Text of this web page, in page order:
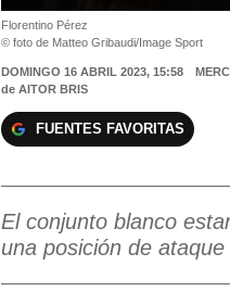
Florentino Pérez
© foto de Matteo Gribaudi/Image Sport
DOMINGO 16 ABRIL 2023, 15:58
de AITOR BRIS
FUENTES FAVORITAS
El conjunto blanco
una posición de